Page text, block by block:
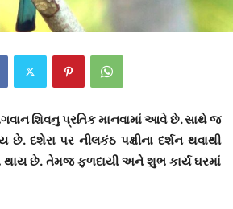
શિવનુ પ્રતિક માનવામાં આવે છે. સાથે જ
દશેરા પર નીલકંઠ પક્ષીના દર્શન થવાથી
થાય છે. તેમજ ફળદાયી અને શુભ કાર્ય ઘરમાં